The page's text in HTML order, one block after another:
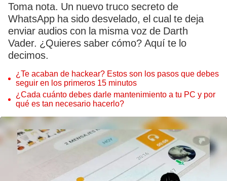
Toma nota. Un nuevo truco secreto de
WhatsApp ha sido desvelado, el cual te deja
enviar audios con la misma voz de Darth
Vader. ¿Quieres saber cómo? Aquí te lo
decimos.
¿Te acaban de hackear? Estos son los pasos que debes
seguir en los primeros 15 minutos
¿Cada cuánto debes darle mantenimiento a tu PC y por
qué es tan necesario hacerlo?